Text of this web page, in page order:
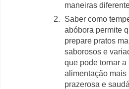
maneiras
Saber como
abóbora permite
prepare pratos
saborosos e
que pode tornar a
alimentação mais
prazerosa e